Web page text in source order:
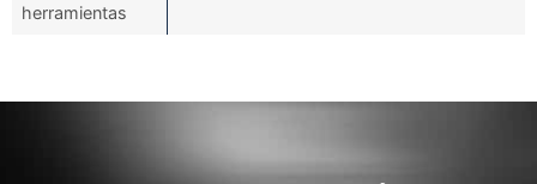
herramientas